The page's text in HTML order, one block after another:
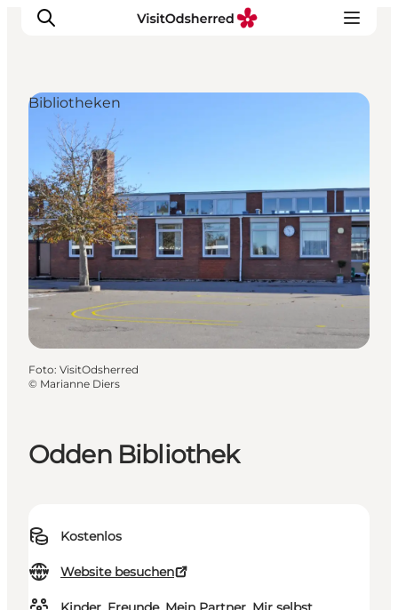
Events
Erlebnisse
Essen
Unterkünfte
Nützliches
Odden Bibliothek
Kostenlos
Website besuchen
Bibliotheken
Foto: VisitOdsherred
© Marianne Diers